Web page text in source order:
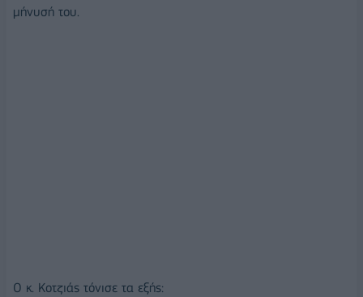
μήνυσή του.
Ο κ. Κοτζιάς τόνισε τα εξής: